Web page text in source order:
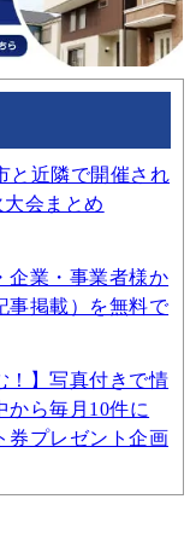
と近隣で開催され
会まとめ
企業・事業者様か
事掲載）を無料で
！】写真付きで情
から毎月10件に
券プレゼント企画